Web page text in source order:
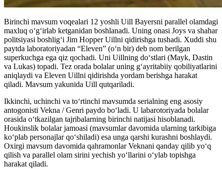
Birinchi mavsum voqealari 12 yoshli Uill Bayersni parallel olamdagi
maxluq o‘g‘irlab ketganidan boshlanadi. Uning onasi Joys va shahar
politsiyasi boshlig‘i Jim Hopper Uillni qidirishga tushadi. Xuddi shu
paytda laboratoriyadan “Eleven” (oʻn bir) deb nom berilgan
superkuchga ega qiz qochadi. Uni Uillning do‘stlari (Mayk, Dastin
va Lukas) topadi. Tez orada bolalar uning g‘ayritabiiy qobiliyatlarini
aniqlaydi va Eleven Uillni qidirishda yordam berishga harakat
qiladi. Mavsum yakunida Uill qutqariladi.
Ikkinchi, uchinchi va toʻrtinchi mavsumda serialning eng asosiy
antogonisti Vekna / Genri paydo boʻladi. U labarotoriyada bolalar
orasida oʻtkazilgan tajribalarning birinchi natijasi hisoblanadi.
Houkinslik bolalar jamoasi (mavsumlar davomida ularning tarkibiga
koʻplab personajlar qoʻshiladi) esa unga qarshi kurashni boshlaydi.
Oxirgi mavsum davomida qahramonlar Veknani qanday qilib yo‘q
qilish va parallel olam sirini yechish yo‘llarini o‘ylab topishga
harakat qiladi.